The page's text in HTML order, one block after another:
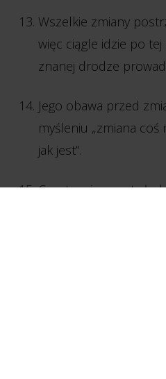
Wszelkie zmiany
więc ciągle idzie po
znanej drodze
Jego obawa przed
myśleniu „zmiana
jak jest”.
Często z jego ust